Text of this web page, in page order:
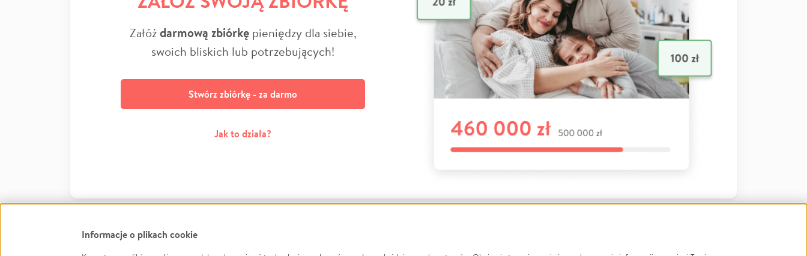
Załóżdarmową zbiórkępieniędzy dla siebie,
swoich bliskich lub potrzebujących!
Stwórz zbiórkę - za darmo
Jak to działa?
Informacje o plikach cookie